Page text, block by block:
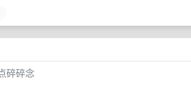
碎碎念